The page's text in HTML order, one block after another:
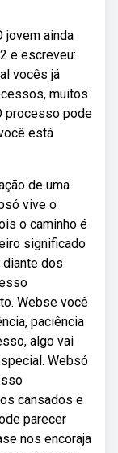
jovem ainda
e escreveu:
vocês já
muitos
processo pode
está
de uma
vive o
o caminho é
significado
dos
Webse você
paciência
algo vai
Websó
cansados e
parecer
nos encoraja